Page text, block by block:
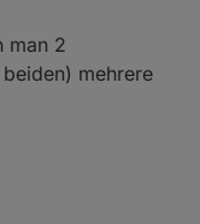
man 2
mehrere